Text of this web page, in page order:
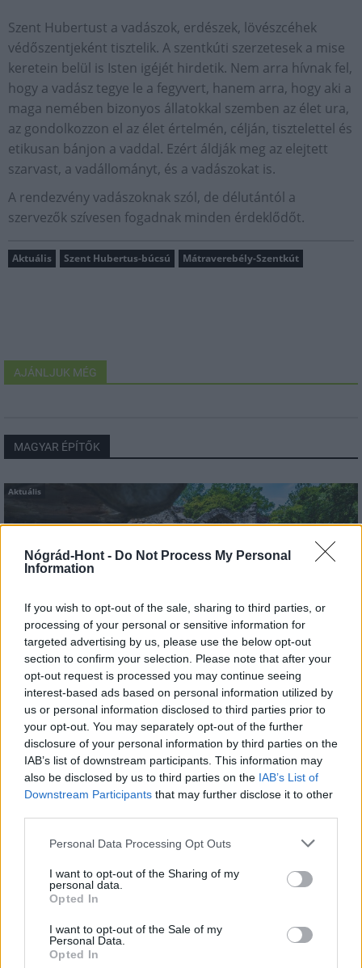
Nógrád-Hont - Do Not Process My Personal
Information
If you wish to opt-out of the sale, sharing to third parties, or
processing of your personal or sensitive information for
targeted advertising by us, please use the below opt-out
section to confirm your selection. Please note that after your
opt-out request is processed you may continue seeing
interest-based ads based on personal information utilized by
us or personal information disclosed to third parties prior to
your opt-out. You may separately opt-out of the further
disclosure of your personal information by third parties on the
IAB’s list of downstream participants. This information may
also be disclosed by us to third parties on the IAB’s List of
Downstream Participants that may further disclose it to other
Please note that this website/app uses one or more Google
not limited to your visit or usage behaviour. You may click to
grant or deny consent to Google and its third-party tags to
use your data for below specified purposes in below Google
consent section.
Personal Data Processing Opt Outs
I want to opt-out of the Sharing of my
personal data.
Opted In
I want to opt-out of the Sale of my
Personal Data.
Opted In
Szent Hubertust a vadászok, erdészek, lövészcéhek
védőszentjeként tisztelik. A szentkúti szerzetesek a mise
keretein belül is Isten igéjét hirdetik. Nem arra hívnak fel,
hogy a vadász tegye le a fegyvert, hanem arra, hogy aki a
maga nemében bizonyos állatokkal szemben az élet ura,
az gondolkozzon el az élet értelmén, célján, tisztelettel és
etikusan bánjon a vaddal. Ezért áldják meg az elejtett
szarvast, a vadállományt, és a vadászokat is.
A rendezvény vadászoknak szól, de délutántól a
szervezők szívesen fogadnak minden érdeklődőt.
Aktuális Szent Hubertus-búcsú Mátraverebély-Szentkút
AJÁNLJUK MÉG
MAGYAR ÉPÍTŐK
Aktuális
Történelmi táj, amelynek minden köve mesél –
megújul a tatai Angolkert
A projekt részeként megújulnak a területen található
műemlékek, köztük a különleges Műromok, valamint a közeli
Várkanyarban álló Nepomuki Szent János híd és szobor is.
M1 bővítés: már zajlik a teljesen új
Új gyalogosátkelők és jelzőlámpás
csomópont épül Angyalföldön